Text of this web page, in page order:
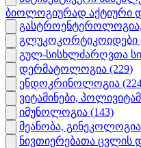
ბიოლოგიურად აქტიური
გლუკოკორტიკოიდები
გულ-სისხლძარღვთა
დერმატოლოგია (229)
ენდოკრინოლოგია
ვიტამინები,
იმუნოლოგია (143)
მეანობა, გინეკოლოგია
ნივთიერებათა ცვლის